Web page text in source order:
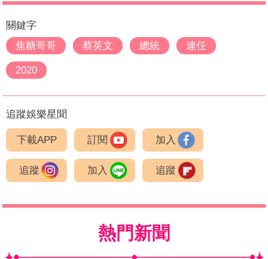
關鍵字
焦糖哥哥
蔡英文 總統 連任
2020
追蹤娛樂星聞
下載APP 訂閱 加入
追蹤 加入 追蹤
熱門新聞